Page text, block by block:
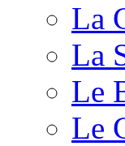
La
La
Le
Le